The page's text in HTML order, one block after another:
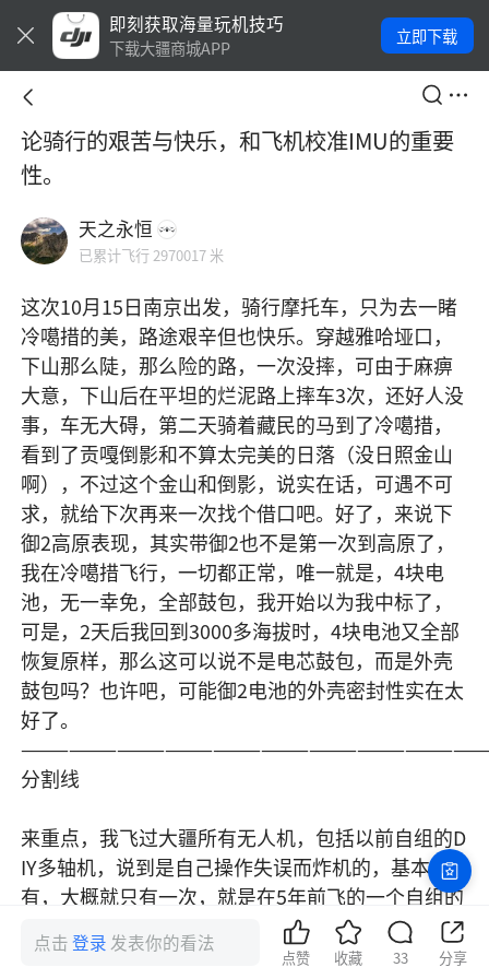
即刻获取海量玩机技巧
下载大疆商城APP
立即下载
论骑行的艰苦与快乐，和飞机校准IMU的重要
性。
天之永恒
已累计飞行 2970017 米
这次10月15日南京出发，骑行摩托车，只为去一睹
冷噶措的美，路途艰辛但也快乐。穿越雅哈垭口，
下山那么陡，那么险的路，一次没摔，可由于麻痹
大意，下山后在平坦的烂泥路上摔车3次，还好人没
事，车无大碍，第二天骑着藏民的马到了冷噶措，
看到了贡嘎倒影和不算太完美的日落（没日照金山
啊），不过这个金山和倒影，说实在话，可遇不可
求，就给下次再来一次找个借口吧。好了，来说下
御2高原表现，其实带御2也不是第一次到高原了，
我在冷噶措飞行，一切都正常，唯一就是，4块电
池，无一幸免，全部鼓包，我开始以为我中标了，
可是，2天后我回到3000多海拔时，4块电池又全部
恢复原样，那么这可以说不是电芯鼓包，而是外壳
鼓包吗？也许吧，可能御2电池的外壳密封性实在太
好了。
分割线
来重点，我飞过大疆所有无人机，包括以前自组的D
IY多轴机，说到是自己操作失误而炸机的，基本没
有，大概就只有一次，就是在5年前飞的一个自组的
机器，那是首飞。非人为操作炸机的也很少，一次
精灵2（一键放生了，大疆给赔了），一次精灵3P
点击登录 发表你的看法
点赞 收藏 33 分享